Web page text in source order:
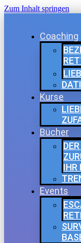
Zum Inhalt springen
Coaching
Kurse
Bücher
IHR
Events